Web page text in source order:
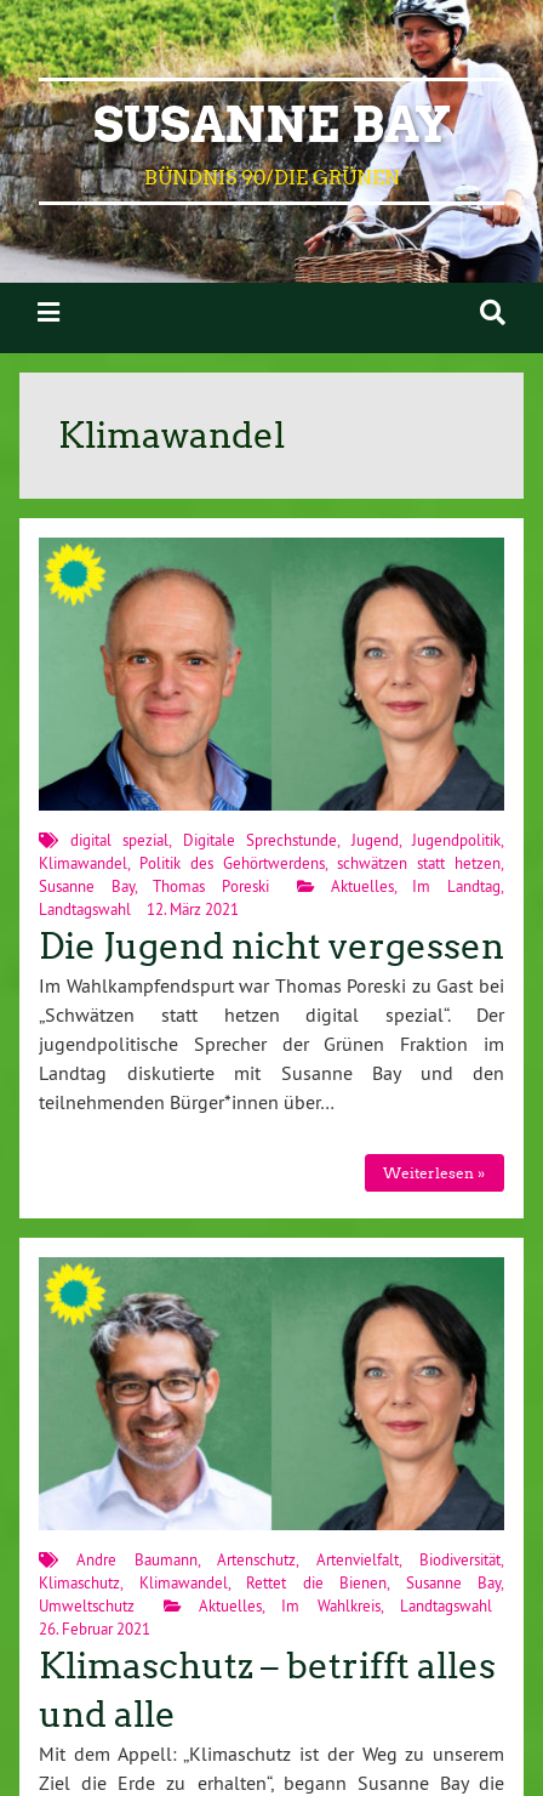
SUSANNE BAY
BÜNDNIS 90/DIE GRÜNEN
Klimawandel
digital spezial Digitale Sprechstunde Jugend Jugendpolitik
Klimawandel
Politik des Gehörtwerdens schwätzen statt hetzen
Susanne Bay,Thomas Poreski Aktuelles, Im Landtag
Landtagswahl
12. März 2021
Die Jugend nicht vergessen
Im Wahlkampfendspurt war Thomas Poreski zu Gast bei
„Schwätzen statt hetzen digital spezial“. Der
jugendpolitische Sprecher der Grünen Fraktion im
Landtag diskutierte mit Susanne Bay und den
teilnehmenden Bürger*innen über…
Weiterlesen »
Andre Baumann,Artenschutz ,Artenvielfalt Biodiversität
Klimaschutz
Klimawandel Rettet die Bienen Susanne Bay,
Umweltschutz
Aktuelles, Im Wahlkreis, Landtagswahl
26. Februar 2021
Klimaschutz – betrifft alles
und alle
Mit dem Appell: „Klimaschutz ist der Weg zu unserem
Ziel die Erde zu erhalten“, begann Susanne Bay die